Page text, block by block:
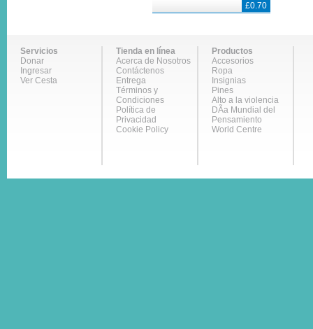
£0.70
Servicios
Donar
Ingresar
Ver Cesta
Tienda en línea
Acerca de Nosotros
Contáctenos
Entrega
Términos y
Condiciones
Política de
Privacidad
Cookie Policy
Productos
Accesorios
Ropa
Insignias
Pines
Alto a la violencia
DÃ­a Mundial del
Pensamiento
World Centre